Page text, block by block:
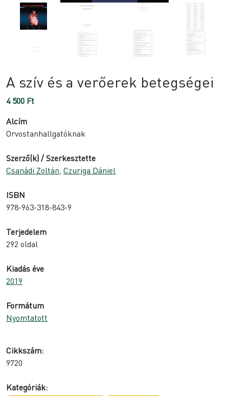
A szív és a verőerek betegségei
4 500 Ft
Alcím
Orvostanhallgatóknak
Szerző(k) / Szerkesztette
Csanádi Zoltán, Czuriga Dániel
ISBN
978-963-318-843-9
Terjedelem
292 oldal
Kiadás éve
2019
Formátum
Nyomtatott
Cikkszám:
9720
Kategóriák: